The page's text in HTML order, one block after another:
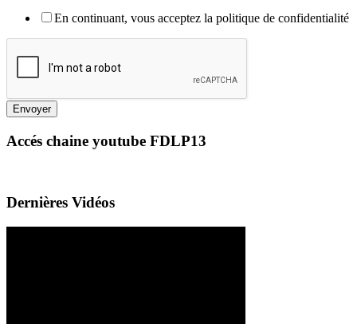
En continuant, vous acceptez la politique de confidentialité
Envoyer
Accés chaine youtube FDLP13
Dernières Vidéos